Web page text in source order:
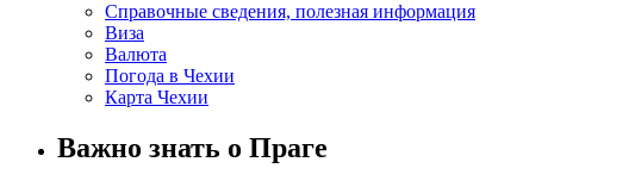
Справочные сведения, полезная информация
Виза
Валюта
Погода в Чехии
Карта Чехии
Важно знать о Праге